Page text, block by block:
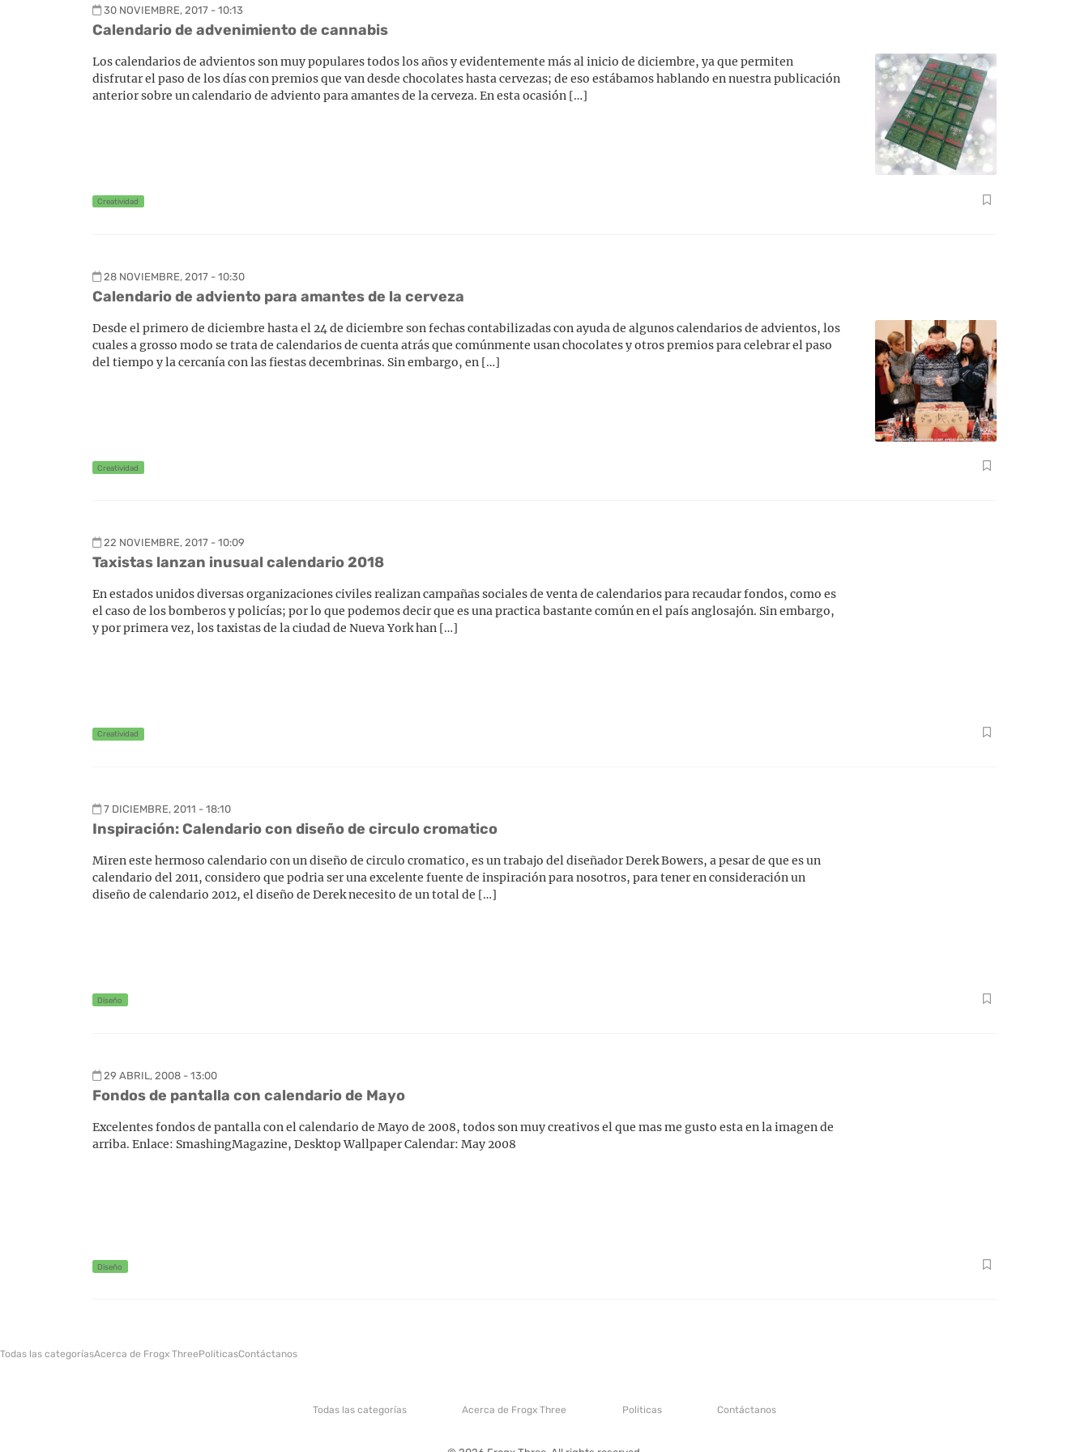
30 NOVIEMBRE, 2017 - 10:13
Calendario de advenimiento de cannabis
Los calendarios de advientos son muy populares todos los años y evidentemente más al inicio de diciembre, ya que permiten
disfrutar el paso de los días con premios que van desde chocolates hasta cervezas; de eso estábamos hablando en nuestra publicación
anterior sobre un calendario de adviento para amantes de la cerveza. En esta ocasión […]
Creatividad
28 NOVIEMBRE, 2017 - 10:30
Calendario de adviento para amantes de la cerveza
Desde el primero de diciembre hasta el 24 de diciembre son fechas contabilizadas con ayuda de algunos calendarios de advientos, los
cuales a grosso modo se trata de calendarios de cuenta atrás que comúnmente usan chocolates y otros premios para celebrar el paso
del tiempo y la cercanía con las fiestas decembrinas. Sin embargo, en […]
Creatividad
22 NOVIEMBRE, 2017 - 10:09
Taxistas lanzan inusual calendario 2018
En estados unidos diversas organizaciones civiles realizan campañas sociales de venta de calendarios para recaudar fondos, como es
el caso de los bomberos y policías; por lo que podemos decir que es una practica bastante común en el país anglosajón. Sin embargo,
y por primera vez, los taxistas de la ciudad de Nueva York han […]
Creatividad
7 DICIEMBRE, 2011 - 18:10
Inspiración: Calendario con diseño de circulo cromatico
Miren este hermoso calendario con un diseño de circulo cromatico, es un trabajo del diseñador Derek Bowers, a pesar de que es un
calendario del 2011, considero que podria ser una excelente fuente de inspiración para nosotros, para tener en consideración un
diseño de calendario 2012, el diseño de Derek necesito de un total de […]
Diseño
29 ABRIL, 2008 - 13:00
Fondos de pantalla con calendario de Mayo
Excelentes fondos de pantalla con el calendario de Mayo de 2008, todos son muy creativos el que mas me gusto esta en la imagen de
arriba. Enlace: SmashingMagazine, Desktop Wallpaper Calendar: May 2008
Diseño
Todas las categoríasAcerca de Frogx ThreePoliticasContáctanos
Todas las categorías Acerca de Frogx Three Politicas Contáctanos